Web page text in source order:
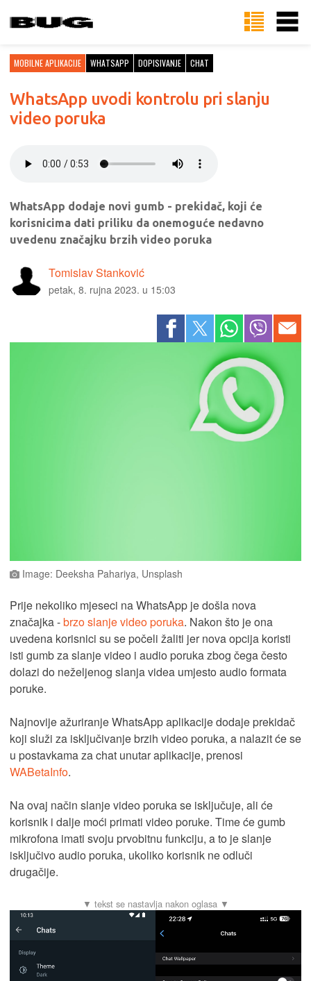
MOBILNE APLIKACIJE WHATSAPP DOPISIVANJE CHAT
WhatsApp uvodi kontrolu pri slanju
video poruka
WhatsApp dodaje novi gumb - prekidač, koji će
korisnicima dati priliku da onemoguće nedavno
uvedenu značajku brzih video poruka
Tomislav Stanković
petak, 8. rujna 2023. u 15:03
Image: Deeksha Pahariya, Unsplash
Prije nekoliko mjeseci na WhatsApp je došla nova
značajka -brzo slanje video poruka. Nakon što je ona
uvedena korisnici su se počeli žaliti jer nova opcija koristi
isti gumb za slanje video i audio poruka zbog čega često
dolazi do neželjenog slanja videa umjesto audio formata
poruke.
Najnovije ažuriranje WhatsApp aplikacije dodaje prekidač
koji služi za isključivanje brzih video poruka, a nalazit će se
u postavkama za chat unutar aplikacije, prenosi
WABetaInfo.
Na ovaj način slanje video poruka se isključuje, ali će
korisnik i dalje moći primati video poruke. Time će gumb
mikrofona imati svoju prvobitnu funkciju, a to je slanje
isključivo audio poruka, ukoliko korisnik ne odluči
drugačije.